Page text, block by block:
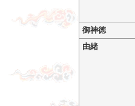
御神徳
由緒